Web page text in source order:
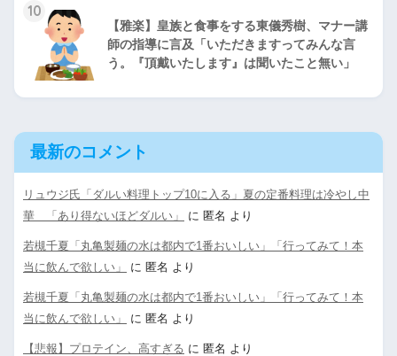
10
【雅楽】皇族と食事をする東儀秀樹、マナー講
師の指導に言及「いただきますってみんな言
う。『頂戴いたします』は聞いたこと無い」
最新のコメント
リュウジ氏「ダルい料理トップ10に入る」夏の定番料理は冷やし中
華 「あり得ないほどダルい」
に 匿名 より
若槻千夏「丸亀製麺の水は都内で1番おいしい」「行ってみて！本
当に飲んで欲しい」
に 匿名 より
若槻千夏「丸亀製麺の水は都内で1番おいしい」「行ってみて！本
当に飲んで欲しい」
に 匿名 より
【悲報】プロテイン、高すぎる に 匿名 より